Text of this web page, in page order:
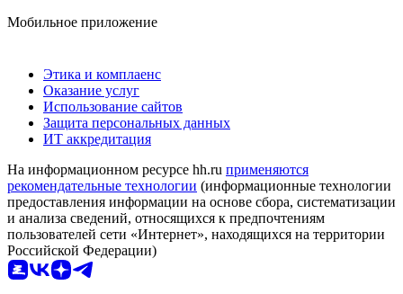
Мобильное приложение
Этика и комплаенс
Оказание услуг
Использование сайтов
Защита персональных данных
ИТ аккредитация
На информационном ресурсе hh.ru применяются
рекомендательные технологии (информационные технологии
предоставления информации на основе сбора, систематизации
и анализа сведений, относящихся к предпочтениям
пользователей сети «Интернет», находящихся на территории
Российской Федерации)